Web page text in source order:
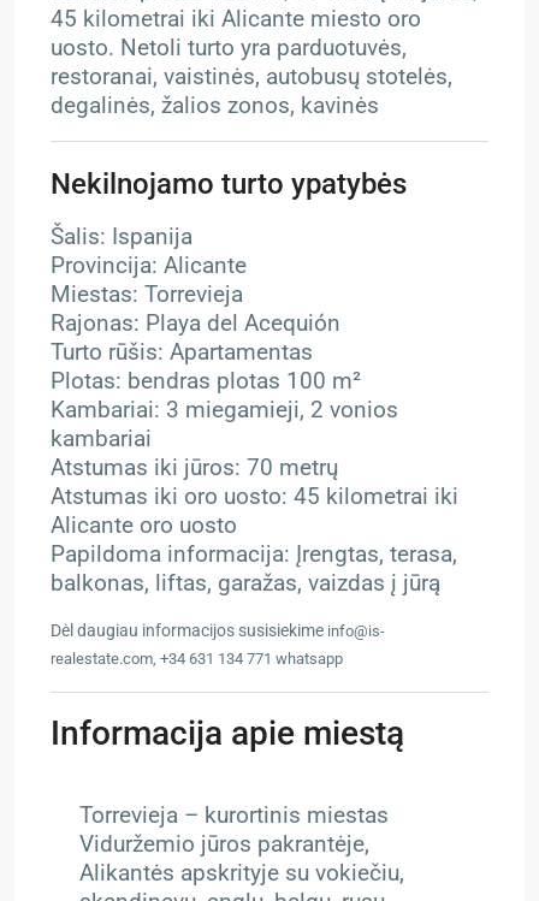
45 kilometrai iki Alicante miesto oro
uosto. Netoli turto yra parduotuvės,
restoranai, vaistinės, autobusų stotelės,
degalinės, žalios zonos, kavinės
Nekilnojamo turto ypatybės
Šalis: Ispanija
Provincija: Alicante
Miestas: Torrevieja
Rajonas: Playa del Acequión
Turto rūšis: Apartamentas
Plotas: bendras plotas 100 m²
Kambariai: 3 miegamieji, 2 vonios
kambariai
Atstumas iki jūros: 70 metrų
Atstumas iki oro uosto: 45 kilometrai iki
Alicante oro uosto
Papildoma informacija: Įrengtas, terasa,
balkonas, liftas, garažas, vaizdas į jūrą
Dėl daugiau informacijos susisiekime info@is-
realestate.com, +34 631 134 771 whatsapp
Informacija apie miestą
Torrevieja – kurortinis miestas
Viduržemio jūros pakrantėje,
Alikantės apskrityje su vokiečiu,